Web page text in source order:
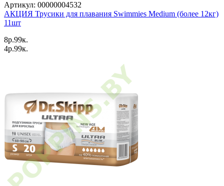
Артикул: 00000004532
АКЦИЯ Трусики для плавания Swimmies Medium (более 12кг)
11шт
8p.99к.
4p.99к.